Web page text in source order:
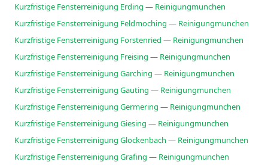
Kurzfristige Fensterreinigung Erding — Reinigungmunchen
Kurzfristige Fensterreinigung Feldmoching — Reinigungmunchen
Kurzfristige Fensterreinigung Forstenried — Reinigungmunchen
Kurzfristige Fensterreinigung Freising — Reinigungmunchen
Kurzfristige Fensterreinigung Garching — Reinigungmunchen
Kurzfristige Fensterreinigung Gauting — Reinigungmunchen
Kurzfristige Fensterreinigung Germering — Reinigungmunchen
Kurzfristige Fensterreinigung Giesing — Reinigungmunchen
Kurzfristige Fensterreinigung Glockenbach — Reinigungmunchen
Kurzfristige Fensterreinigung Grafing — Reinigungmunchen